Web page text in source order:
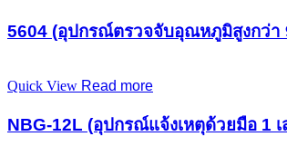
5604 (อุปกรณ์ตรวจจับอุณหภูมิสูงกว่า
Quick View Read more
NBG-12L (อุปกรณ์แจ้งเหตุด้วยมือ 1 เ